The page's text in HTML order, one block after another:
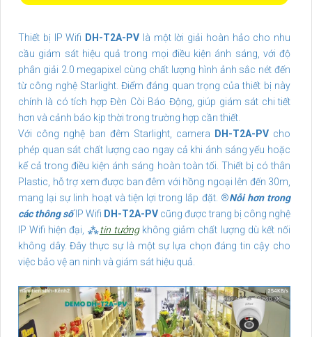
Thiết bị IP Wifi DH-T2A-PV là một lời giải hoàn hảo cho nhu
cầu giám sát hiệu quả trong mọi điều kiện ánh sáng, với độ
phân giải 2.0 megapixel cùng chất lượng hình ảnh sắc nét đến
từ công nghệ Starlight. Điểm đáng quan trọng của thiết bị này
chính là có tích hợp Đèn Còi Báo Động, giúp giám sát chi tiết
hơn và cảnh báo kịp thời trong trường hợp cần thiết.
Với công nghệ ban đêm Starlight, camera
DH-T2A-PV cho
phép quan sát chất lượng cao ngay cả khi ánh sáng yếu hoặc
kể cả trong điều kiện ánh sáng hoàn toàn tối. Thiết bị có thân
Plastic, hỗ trợ xem được ban đêm với hồng ngoại lên đến 30m,
mang lại sự linh hoạt và tiện lợi trong lắp đặt. ®️Nỗi hơn trong
các thông sốIP Wifi DH-T2A-PV cũng được trang bị công nghệ
IP Wifi hiện đại, ⁂tin tưởngkhông giảm chất lượng dù kết nối
không dây. Đây thực sự là một sự lựa chọn đáng tin cậy cho
việc bảo vệ an ninh và giám sát hiệu quả.